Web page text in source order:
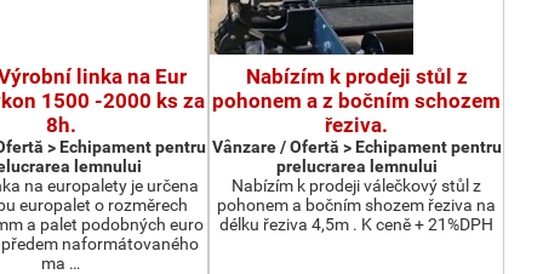
linka na Eur
1500 -2000 ks za
8h.
> Echipament pentru
lemnului
na europalety je určena
europalet o rozměrech
a palet podobných euro
naformátovaného
ma …
Nabízím k prodeji stůl z
pohonem a z bočním schozem
řeziva.
Vânzare / Ofertă > Echipament pentru
prelucrarea lemnului
Nabízím k prodeji válečkový stůl z
pohonem a bočním shozem řeziva na
délku řeziva 4,5m . K ceně + 21%DPH